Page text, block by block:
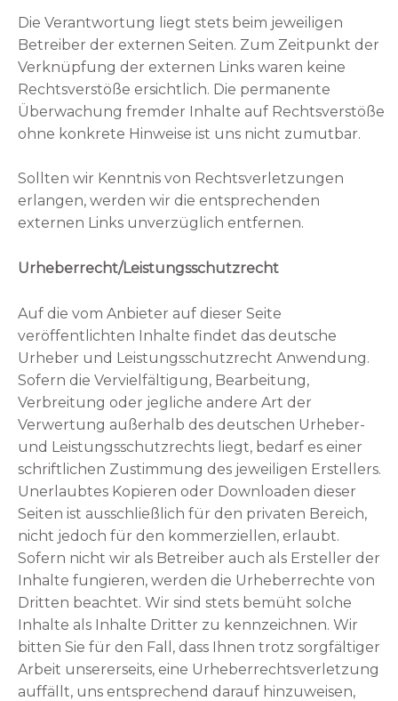
Die Verantwortung liegt stets beim jeweiligen
Betreiber der externen Seiten. Zum Zeitpunkt der
Verknüpfung der externen Links waren keine
Rechtsverstöße ersichtlich. Die permanente
Überwachung fremder Inhalte auf Rechtsverstöße
ohne konkrete Hinweise ist uns nicht zumutbar.
Sollten wir Kenntnis von Rechtsverletzungen
erlangen, werden wir die entsprechenden
externen Links unverzüglich entfernen.
Urheberrecht/Leistungsschutzrecht
Auf die vom Anbieter auf dieser Seite
veröffentlichten Inhalte findet das deutsche
Urheber und Leistungsschutzrecht Anwendung.
Sofern die Vervielfältigung, Bearbeitung,
Verbreitung oder jegliche andere Art der
Verwertung außerhalb des deutschen Urheber-
und Leistungsschutzrechts liegt, bedarf es einer
schriftlichen Zustimmung des jeweiligen Erstellers.
Unerlaubtes Kopieren oder Downloaden dieser
Seiten ist ausschließlich für den privaten Bereich,
nicht jedoch für den kommerziellen, erlaubt.
Sofern nicht wir als Betreiber auch als Ersteller der
Inhalte fungieren, werden die Urheberrechte von
Dritten beachtet. Wir sind stets bemüht solche
Inhalte als Inhalte Dritter zu kennzeichnen. Wir
bitten Sie für den Fall, dass Ihnen trotz sorgfältiger
Arbeit unsererseits, eine Urheberrechtsverletzung
auffällt, uns entsprechend darauf hinzuweisen,